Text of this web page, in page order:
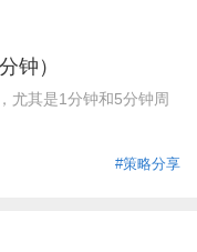
钟）
尤其是1分钟和5分钟周
#策略分享